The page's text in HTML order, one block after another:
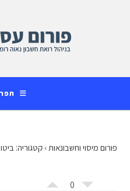
פורום מיסוי וחשבונאות›קטגוריה:
0